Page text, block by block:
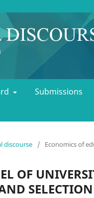
Submissions
discourse / Economics of
OF